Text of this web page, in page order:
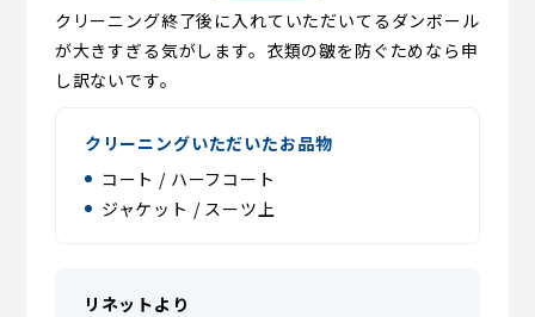
クリーニング終了後に入れていただいてるダンボール
が大きすぎる気がします。衣類の皺を防ぐためなら申
し訳ないです。
クリーニングいただいたお品物
コート / ハーフコート
ジャケット / スーツ上
リネットより